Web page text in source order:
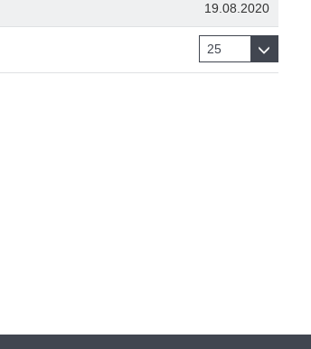
19.08.2020
25